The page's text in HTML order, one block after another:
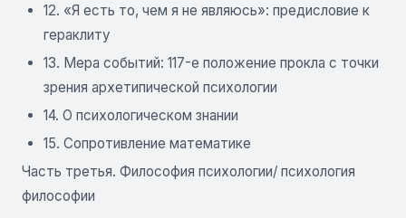
12. «Я есть то, чем я не являюсь»: предисловие к
гераклиту
13. Мера событий: 117-е положение прокла с точки
зрения архетипической психологии
14. О психологическом знании
15. Сопротивление математике
Часть третья. Философия психологии/ психология
философии